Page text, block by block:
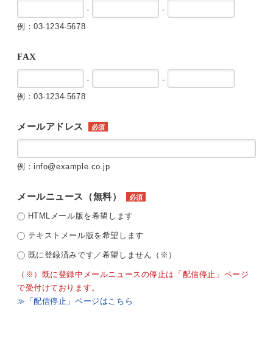
-
-
例：03-1234-5678
FAX
-
-
例：03-1234-5678
メールアドレス 必須
例：info@example.co.jp
メールニュース（無料） 必須
HTMLメール版を希望します
テキストメール版を希望します
既に登録済みです／希望しません（※）
（※）既に登録中メールニュースの停止は「配信停止」ページ
で受付けております。
≫「配信停止」ページはこちら